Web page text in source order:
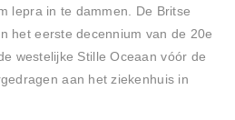
lepra in te dammen. De Britse
het eerste decennium van de 20e
westelijke Stille Oceaan vóór de
aan het ziekenhuis in